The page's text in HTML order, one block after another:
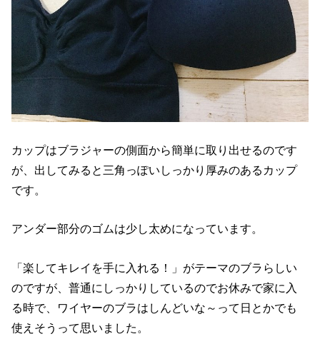
カップはブラジャーの側面から簡単に取り出せるのです
が、出してみると三角っぽいしっかり厚みのあるカップ
です。
アンダー部分のゴムは少し太めになっています。
「楽してキレイを手に入れる！」がテーマのブラらしい
のですが、普通にしっかりしているのでお休みで家に入
る時で、ワイヤーのブラはしんどいな～って日とかでも
使えそうって思いました。